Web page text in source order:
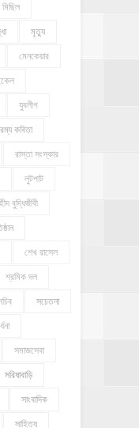
মিছিল
মৃত্যু
মেনকেয়ার
যুবলীগ
রম্য কবিতা
রাস্তা সংস্কার
লুটপাট
বুদ্ধিজীবী
শেখ রাসেল
শ্রমিক দল
সচেতনা
সমাজসেবা
সরিষাবাড়ি
সাংবাদিক
সাহিত্য